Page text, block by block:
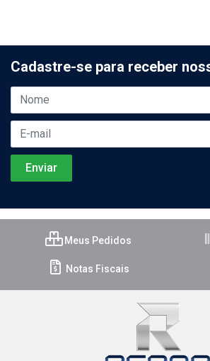
Cadastre-se para receber
Meus Pedidos
Notas Fiscais